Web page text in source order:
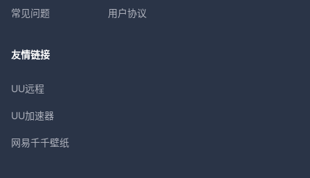
常见问题 用户协议
友情链接
UU远程
UU加速器
网易千千壁纸